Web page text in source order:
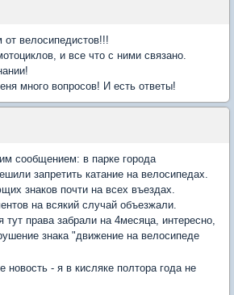
от велосипедистов!!!
и все что с ними связано.
много вопросов! И есть ответы!
сообщением: в парке города
запретить катание на велосипедах.
знаков почти на всех въездах.
на всякий случай объезжали.
тут права забрали на 4месяца, интересно,
знака "движение на велосипеде
новость - я в кисляке полтора года не